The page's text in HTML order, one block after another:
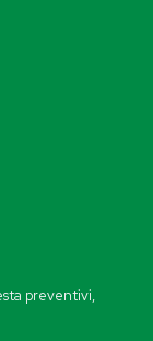
preventivi,